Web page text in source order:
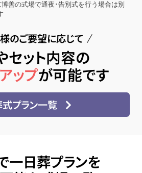
善の式場で通夜･告別式を行う場合は別
のご要望に応じて
セット内容の
ップが可能です
プラン一覧
一日葬プランを